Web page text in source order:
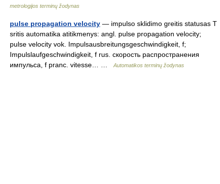
metrologijos terminų žodynas
pulse propagation velocity — impulso sklidimo greitis statusas T
sritis automatika atitikmenys: angl. pulse propagation velocity;
pulse velocity vok. Impulsausbreitungsgeschwindigkeit, f;
Impulslaufgeschwindigkeit, f rus. скорость распространения
импульса, f pranc. vitesse… …
Automatikos terminų žodynas